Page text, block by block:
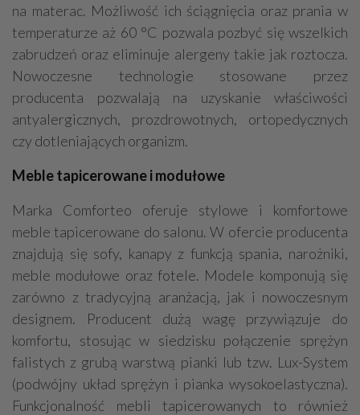
na materac. Możliwość ich ściągnięcia oraz prania w
temperaturze aż 60 °C pozwala pozbyć się wszelkich
zabrudzeń oraz eliminuje alergeny takie jak roztocza.
Nowoczesne technologie stosowane przez
producenta pozwalają na uzyskanie właściwości
antyalergicznych, prozdrowotnych, ortopedycznych
czy dotleniających organizm.
Meble tapicerowane i modułowe
Marka Comforteo oferuje stylowe i komfortowe
meble tapicerowane do salonu. W ofercie producenta
znajdują się sofy, kanapy z funkcją spania, narożniki,
meble modułowe oraz fotele. Modele komponują się
zarówno z tradycyjną aranżacją, jak i nowoczesnym
designem. Producent dużą wagę przywiązuje do
komfortu, stosując w siedzisku połączenie sprężyn
falistych z grubą warstwą pianki lub tzw. Lux-System
(podwójny układ sprężyn i pianka wysokoelastyczna).
Funkcjonalność mebli tapicerowanych to również